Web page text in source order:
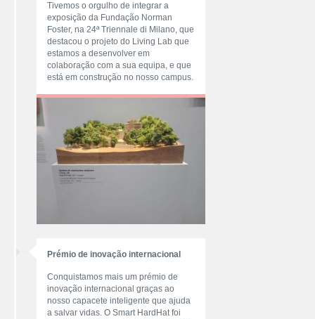
Tivemos o orgulho de integrar a
exposição da Fundação Norman
Foster, na 24ª Triennale di Milano, que
destacou o projeto do Living Lab que
estamos a desenvolver em
colaboração com a sua equipa, e que
está em construção no nosso campus.
Prémio de inovação internacional
Conquistamos mais um prémio de
inovação internacional graças ao
nosso capacete inteligente que ajuda
a salvar vidas. O Smart HardHat foi